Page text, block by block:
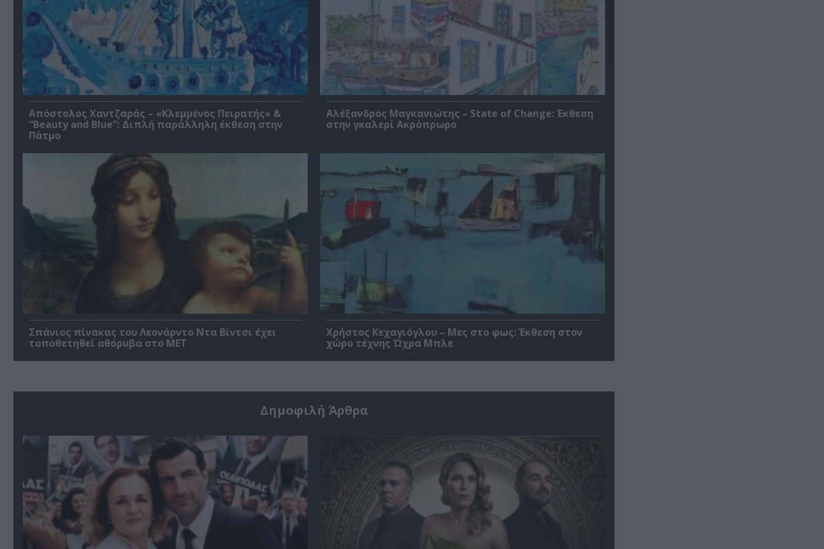
Απόστολος Χαντζαράς – «Κλεμμένος Πειρατής» &
“Beauty and Blue”: Διπλή παράλληλη έκθεση στην
Πάτμο
Αλέξανδρος Μαγκανιώτης – State of Change: Έκθεση
στην γκαλερί Ακρόπρωρο
Σπάνιος πίνακας του Λεονάρντο Ντα Βίντσι έχει
τοποθετηθεί αθόρυβα στο MET
Χρήστος Κεχαγιόγλου – Μες στο φως: Έκθεση στον
χώρο τέχνης Ώχρα Μπλε
Δημοφιλή Άρθρα